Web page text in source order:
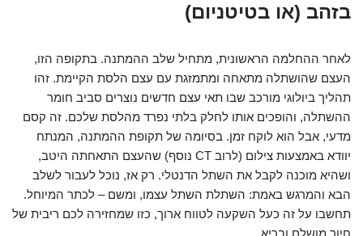
בזהב (או בטיטניום)
לאחר ההחלמה הראשונית, מתחיל שלב ההמתנה. בתקופה הזו,
העצם שהושתלה מתאחה ומתמזגת עם עצם הלסת הקיימת. זהו
תהליך ביולוגי מורכב שבו תאי עצם חדשים נוצרים סביב חומר
ההשתלה, והופכים אותו לחלק בלתי נפרד מהלסת שלכם. זה קסם
מדעי, אבל הוא לוקח זמן. בסיומה של תקופת ההמתנה, המנתח
יוודא באמצעות צילום (לרוב CT נוסף) שהעצם התאחתה היטב,
ושהיא מוכנה לקבל את השתל הדנטלי. רק אז, נוכל לעבור לשלב
הבא והמרגש באמת: השתלת השתל עצמו, ומשם – לכתר המיוחל.
תחשבו על זה כעל השקעה לטווח ארוך, כזו שמחזירה לכם ריבית של
חיוך מושלם ובריא.